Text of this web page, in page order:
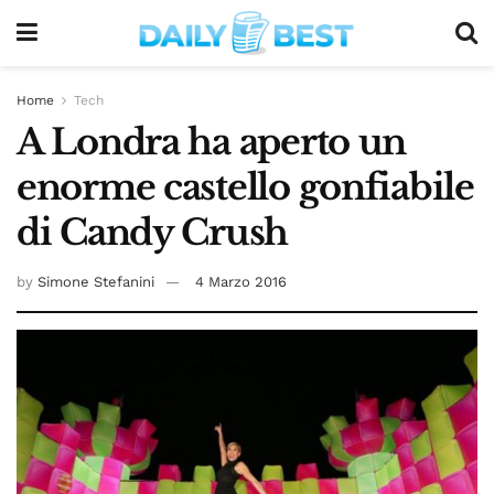
Home Tech
A Londra ha aperto un
enorme castello gonfiabile
di Candy Crush
by Simone Stefanini 4 Marzo 2016